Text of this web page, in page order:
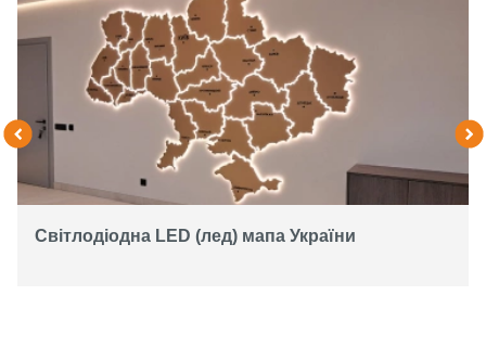
Світлодіодна LED (лед) мапа України